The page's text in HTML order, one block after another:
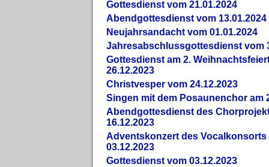
Gottesdienst vom 21.01.2024
Abendgottesdienst vom 13.01.2024
Neujahrsandacht vom 01.01.2024
Jahresabschlussgottesdienst vom
Gottesdienst am 2.
26.12.2023
Christvesper vom 24.12.2023
Singen mit dem Posaunenchor am
Abendgottesdienst des
16.12.2023
Adventskonzert des Vocalkonsorts
03.12.2023
Gottesdienst vom 03.12.2023